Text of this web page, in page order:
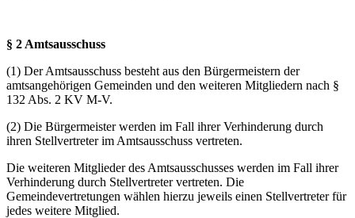
§ 2 Amtsausschuss
(1) Der Amtsausschuss besteht aus den Bürgermeistern der
amtsangehörigen Gemeinden und den weiteren Mitgliedern nach §
132 Abs. 2 KV M-V.
(2) Die Bürgermeister werden im Fall ihrer Verhinderung durch
ihren Stellvertreter im Amtsausschuss vertreten.
Die weiteren Mitglieder des Amtsausschusses werden im Fall ihrer
Verhinderung durch Stellvertreter vertreten. Die
Gemeindevertretungen wählen hierzu jeweils einen Stellvertreter für
jedes weitere Mitglied.